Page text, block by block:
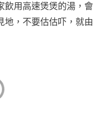
飲用高速煲煲的湯，會
地，不要估估吓，就由